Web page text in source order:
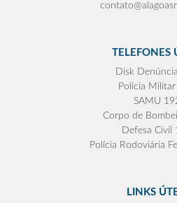
TELEFONES
Disk
Polícia
SAMU
Corpo de
Defesa Civil
Polícia Rodoviária
LINKS